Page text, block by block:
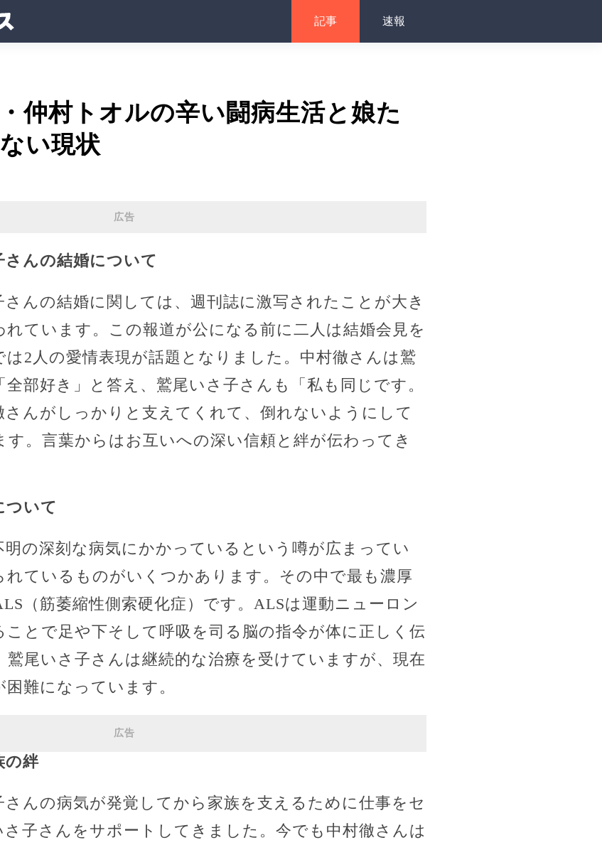
記事 速報
仲村トオルの辛い闘病生活と娘た
い現状
広告
んの結婚について
んの結婚に関しては、週刊誌に激写されたことが大き
ています。この報道が公になる前に二人は結婚会見を
2人の愛情表現が話題となりました。中村徹さんは鷲
部好き」と答え、鷲尾いさ子さんも「私も同じです。
んがしっかりと支えてくれて、倒れないようにして
す。言葉からはお互いへの深い信頼と絆が伝わってき
ついて
の深刻な病気にかかっているという噂が広まってい
れているものがいくつかあります。その中で最も濃厚
（筋萎縮性側索硬化症）です。ALSは運動ニューロン
とで足や下そして呼吸を司る脳の指令が体に正しく伝
尾いさ子さんは継続的な治療を受けていますが、現在
難になっています。
広告
の絆
んの病気が発覚してから家族を支えるために仕事をセ
子さんをサポートしてきました。今でも中村徹さんは